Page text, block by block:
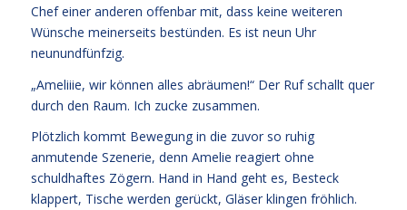
Chef einer anderen offenbar mit, dass keine weiteren
Wünsche meinerseits bestünden. Es ist neun Uhr
neunundfünfzig.
„Ameliiie, wir können alles abräumen!“ Der Ruf schallt quer
durch den Raum. Ich zucke zusammen.
Plötzlich kommt Bewegung in die zuvor so ruhig
anmutende Szenerie, denn Amelie reagiert ohne
schuldhaftes Zögern. Hand in Hand geht es, Besteck
klappert, Tische werden gerückt, Gläser klingen fröhlich.